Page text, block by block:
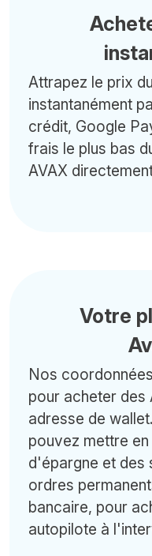
Attrapez le prix
instantanément
crédit, Google
frais le plus bas
AVAX
Votre
Nos
pour acheter des
adresse de
pouvez mettre
d'épargne et des
ordres
bancaire, pour
autopilote à